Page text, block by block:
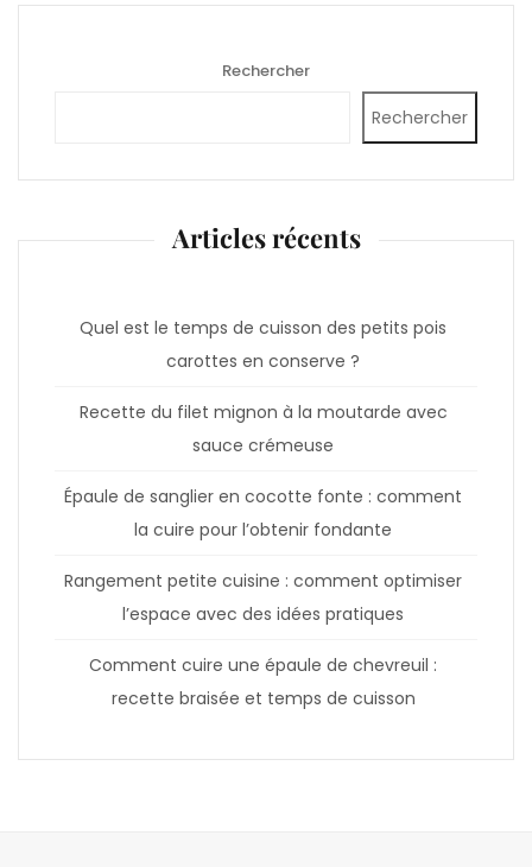
Rechercher
Rechercher
Articles récents
Quel est le temps de cuisson des petits pois
carottes en conserve ?
Recette du filet mignon à la moutarde avec
sauce crémeuse
Épaule de sanglier en cocotte fonte : comment
la cuire pour l’obtenir fondante
Rangement petite cuisine : comment optimiser
l’espace avec des idées pratiques
Comment cuire une épaule de chevreuil :
recette braisée et temps de cuisson